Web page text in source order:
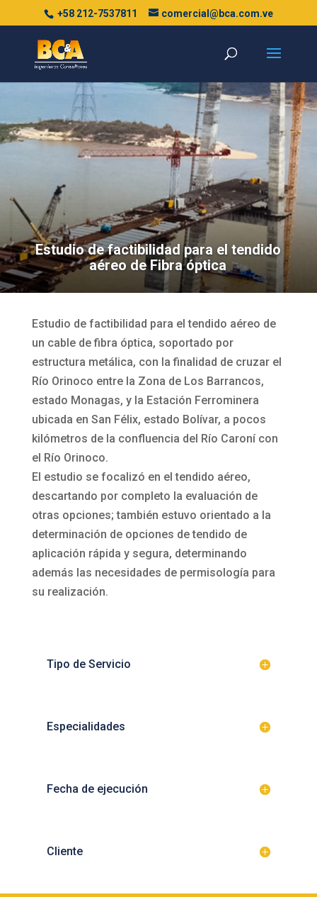
+58 212-7537811 comercial@bca.com.ve
Estudio de factibilidad para el tendido
aéreo de Fibra óptica
Estudio de factibilidad para el tendido aéreo de
un cable de fibra óptica, soportado por
estructura metálica, con la finalidad de cruzar el
Río Orinoco entre la Zona de Los Barrancos,
estado Monagas, y la Estación Ferrominera
ubicada en San Félix, estado Bolívar, a pocos
kilómetros de la confluencia del Río Caroní con
el Río Orinoco.
El estudio se focalizó en el tendido aéreo,
descartando por completo la evaluación de
otras opciones; también estuvo orientado a la
determinación de opciones de tendido de
aplicación rápida y segura, determinando
además las necesidades de permisología para
su realización.
Tipo de Servicio
Especialidades
Fecha de ejecución
Cliente